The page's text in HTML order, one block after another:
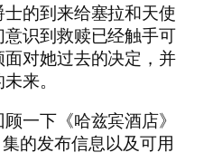
的到来给塞拉和天使
识到救赎已经触手可
对她过去的决定，并
来。
一下《哈兹宾酒店》
的发布信息以及可用